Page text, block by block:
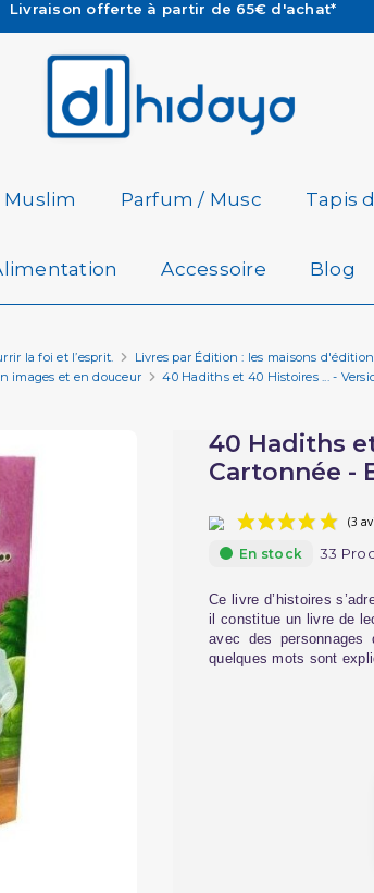
Commandes passées avant 15h (lun au Vend)
Besoin d'aide ? Retrouvez notre FAQ
Livraison offerte à partir de 65€ d'achat*
Muslim Parfum / Musc Tapis
Accessoire Blog
la foi et l’esprit.
Livres par Édition : les maisons
images et en douceur
40 Hadiths et 40 Histoires ... -
40 Hadiths
Cartonnée -
En stock 33
Ce livre d’histoires
il constitue un livre de
avec des personnages
quelques mots sont